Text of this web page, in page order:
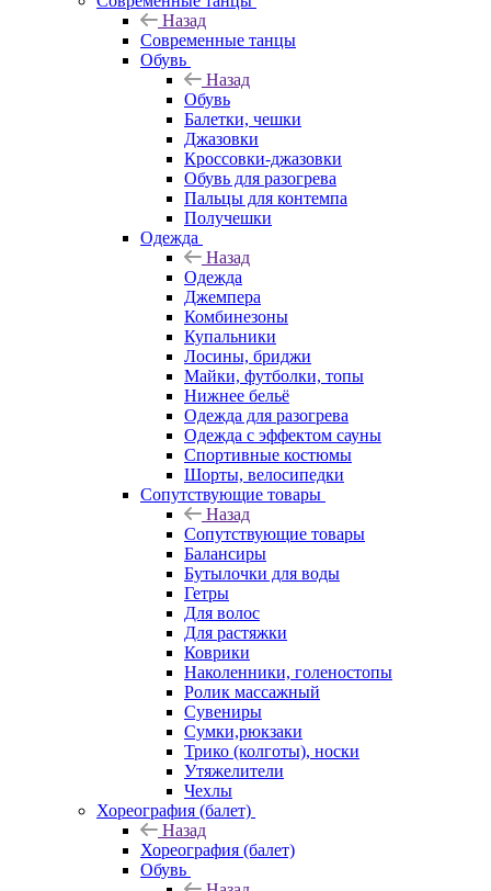
Назад
Современные танцы
Обувь
Назад
Обувь
Балетки, чешки
Джазовки
Кроссовки-джазовки
Обувь для разогрева
Пальцы для контемпа
Получешки
Одежда
Назад
Одежда
Джемпера
Комбинезоны
Купальники
Лосины, бриджи
Майки, футболки, топы
Нижнее бельё
Одежда для разогрева
Одежда с эффектом сауны
Спортивные костюмы
Шорты, велосипедки
Сопутствующие товары
Назад
Сопутствующие товары
Балансиры
Бутылочки для воды
Гетры
Для волос
Для растяжки
Коврики
Наколенники, голеностопы
Ролик массажный
Сувениры
Сумки,рюкзаки
Трико (колготы), носки
Утяжелители
Чехлы
Хореография (балет)
Назад
Хореография (балет)
Обувь